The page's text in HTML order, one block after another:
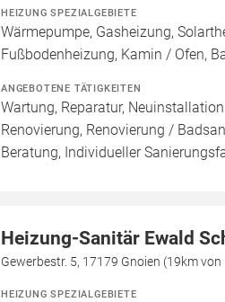
HEIZUNG SPEZIALGEBIETE
Wärmepumpe, Gasheizung,
Fußbodenheizung, Kamin / Ofen,
ANGEBOTENE TÄTIGKEITEN
Wartung, Reparatur,
Renovierung, Renovierung /
Beratung, Individueller
Heizung-Sanitär Ewald
Gewerbestr. 5, 17179 Gnoien (19km
HEIZUNG SPEZIALGEBIETE